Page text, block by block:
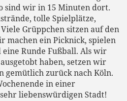
sind wir in 15 Minuten dort.
tolle Spielplätze,
Grüppchen sitzen auf den
machen ein Picknick, spielen
Runde Fußball. Als wir
haben, setzen wir
gemütlich zurück nach Köln.
in einer
liebenswürdigen Stadt!